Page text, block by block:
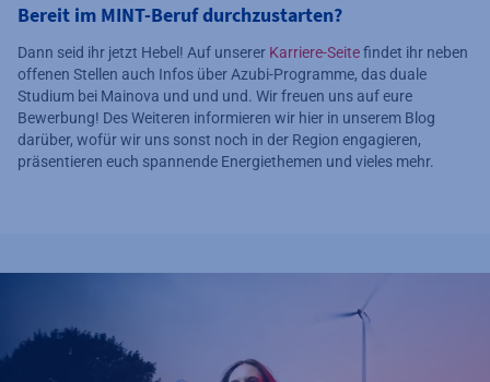
Bereit im MINT-Beruf durchzustarten?
Dann seid ihr jetzt Hebel! Auf unserer Karriere-Seitefindet ihr neben
offenen Stellen auch Infos über Azubi-Programme, das duale
Studium bei Mainova und und und. Wir freuen uns auf eure
Bewerbung! Des Weiteren informieren wir hier in unserem Blog
darüber, wofür wir uns sonst noch in der Region engagieren,
präsentieren euch spannende Energiethemen und vieles mehr.